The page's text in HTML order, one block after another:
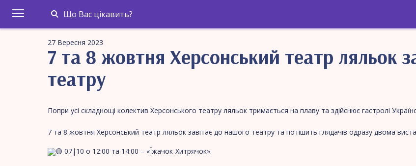
Що Вас цікавить?
27 Вересня 2023
7 та 8 жовтня Херсонський театр ляльок
театру
Попри усі складнощі колектив Херсонського театру ляльок тримається на плаву та здійснює гастролі
7 та 8 жовтня Херсонський театр ляльок завітає до нашого театру та потішить глядачів одразу двома
07|10 о 12:00 та 14:00 – «Їжачок-Хитрячок».